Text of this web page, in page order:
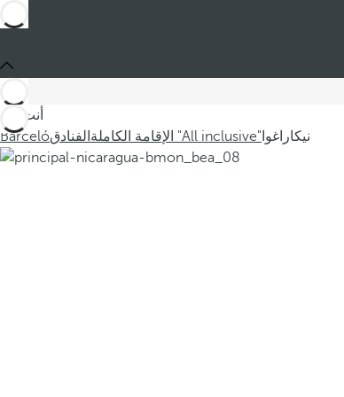
أنت في
Barcelóالفنادق الإقامة الكاملة "All inclusive" نيكاراغوا